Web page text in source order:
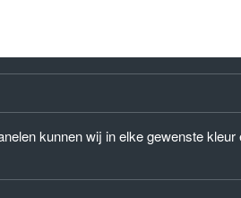
kunnen wij in elke gewenste